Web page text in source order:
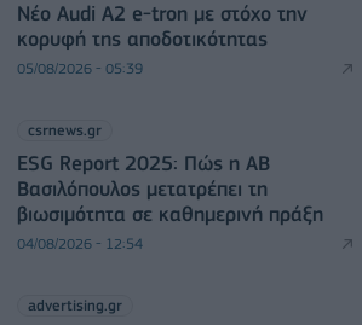
Νέο Audi A2 e-tron με στόχο την
κορυφή της αποδοτικότητας
05/08/2026 - 05:39
csrnews.gr
ESG Report 2025: Πώς η ΑΒ
Βασιλόπουλος μετατρέπει τη
βιωσιμότητα σε καθημερινή πράξη
04/08/2026 - 12:54
advertising.gr